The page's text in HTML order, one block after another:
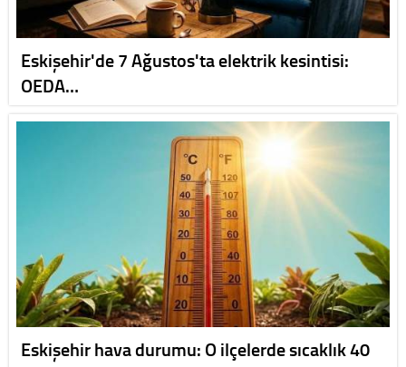
Eskişehir'de 7 Ağustos'ta elektrik kesintisi:
OEDA…
Eskişehir hava durumu: O ilçelerde sıcaklık 40